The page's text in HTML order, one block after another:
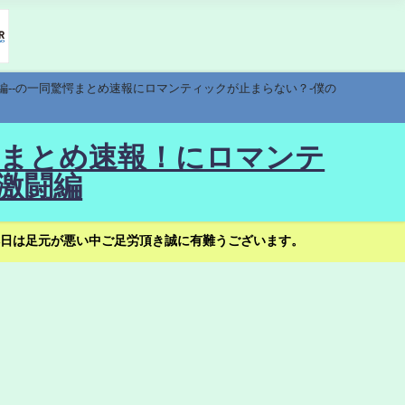
の一同驚愕まとめ速報にロマンティックが止まらない？-僕の
とめ速報！にロマンテ
闘編
足元が悪い中ご足労頂き誠に有難うございます。